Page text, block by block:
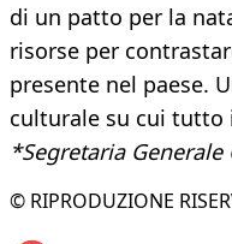
di un patto per la
risorse per
presente nel paese.
culturale su cui tutto
*Segretaria Generale
© RIPRODUZIONE